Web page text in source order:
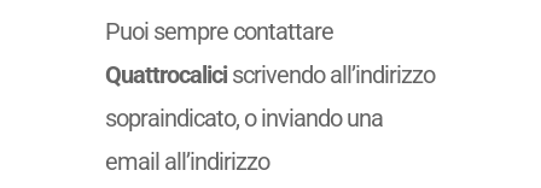
Puoi sempre contattare
Quattrocaliciscrivendo all’indirizzo
sopraindicato, o inviando una
email all’indirizzo